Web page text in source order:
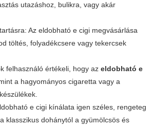
utazáshoz, bulikra, vagy akár
Az eldobható e cigi megvásárlása
töltés, folyadékcsere vagy tekercsek
felhasználó értékeli, hogy az eldobható e
a hagyományos cigaretta vagy a
e cigi kínálata igen széles, rengeteg
klasszikus dohánytól a gyümölcsös és